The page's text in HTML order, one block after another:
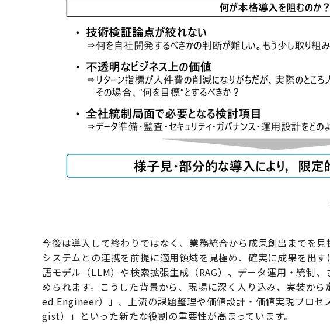
今後は導入して終わりではなく、業務統合から成果創出までを
システムとの連携を前提に適用領域を見極め、確実に成果を出
語モデル（LLM）や検索拡張生成（RAG）、データ運用・統制
められます。こうした背景から、現場に深く入り込み、実装か
ed Engineer）」、上流の課題整理や価値設計・価値実現プロ
gist）」といった新たな役割の重要性が高まっています。